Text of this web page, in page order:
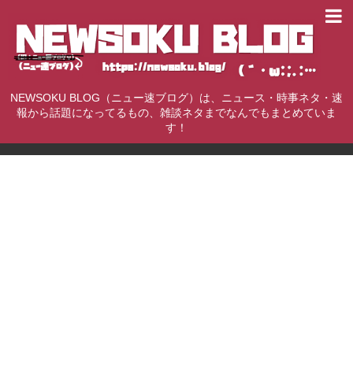
NEWSOKU BLOG（ニュー速ブログ）は、ニュース・時事ネタ・速
報から話題になってるもの、雑談ネタまでなんでもまとめていま
す！